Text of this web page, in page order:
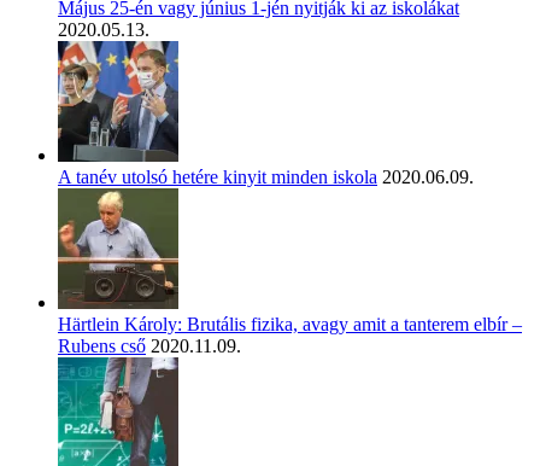
Május 25-én vagy június 1-jén nyitják ki az iskolákat
2020.05.13.
A tanév utolsó hetére kinyit minden iskola 2020.06.09.
Härtlein Károly: Brutális fizika, avagy amit a tanterem elbír –
Rubens cső 2020.11.09.